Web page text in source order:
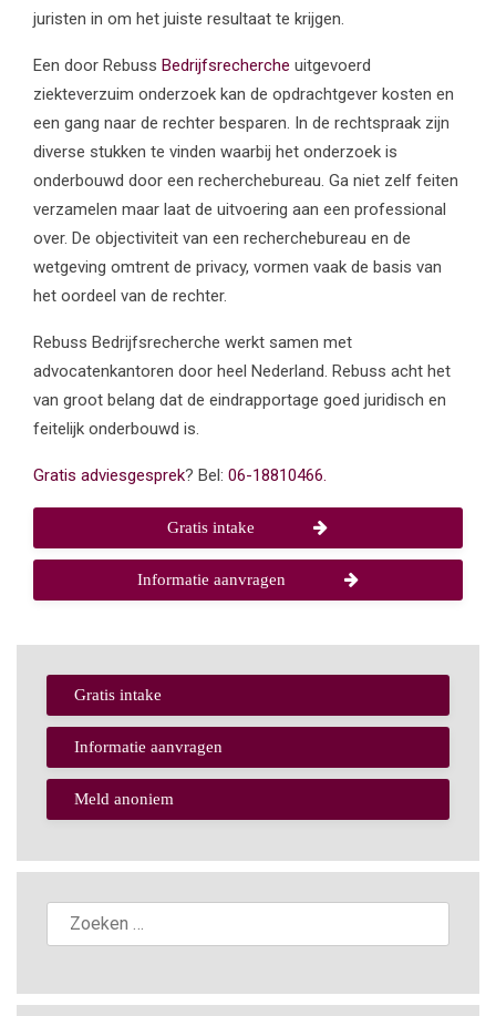
juristen in om het juiste resultaat te krijgen.
Een door Rebuss Bedrijfsrecherche uitgevoerd
ziekteverzuim onderzoek kan de opdrachtgever kosten en
een gang naar de rechter besparen. In de rechtspraak zijn
diverse stukken te vinden waarbij het onderzoek is
onderbouwd door een recherchebureau. Ga niet zelf feiten
verzamelen maar laat de uitvoering aan een professional
over. De objectiviteit van een recherchebureau en de
wetgeving omtrent de privacy, vormen vaak de basis van
het oordeel van de rechter.
Rebuss Bedrijfsrecherche werkt samen met
advocatenkantoren door heel Nederland. Rebuss acht het
van groot belang dat de eindrapportage goed juridisch en
feitelijk onderbouwd is.
Gratis adviesgesprek? Bel: 06-18810466.
Gratis intake
Informatie aanvragen
Gratis intake
Informatie aanvragen
Meld anoniem